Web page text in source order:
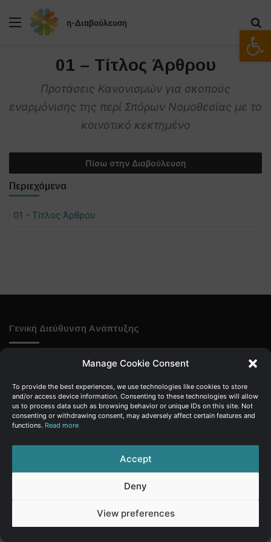
Manage Cookie Consent
To provide the best experiences, we use technologies like cookies to store
and/or access device information. Consenting to these technologies will allow
us to process data such as browsing behavior or unique IDs on this site. Not
consenting or withdrawing consent, may adversely affect certain features and
functions. Read more
Accept
Deny
View preferences
Μενού
01 – Τίτλος Άρθρου
Προτάσεις Κανονισμών για σκοπούς
εναρμόνισης της περί Σπόρων Νομοθεσίας με το
κοινοτικό κεκτημένο
Πίσω στην Διαβούλευση
Περιεχόμενα
01 - Τίτλος Άρθρου
Γενική Διεύθυνση Ανάπτυξης
Υπουργείο Οικονομικών | Κυπριακή Δημοκρατία
Facebook
X LinkedIn
FAQs
© Copyright 2026, All Rights Reserved
Terms of use